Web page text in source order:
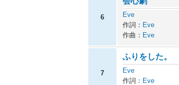
6
Eve
作詞： Eve
作曲： Eve
7
ふりをした。
Eve
作詞： Eve